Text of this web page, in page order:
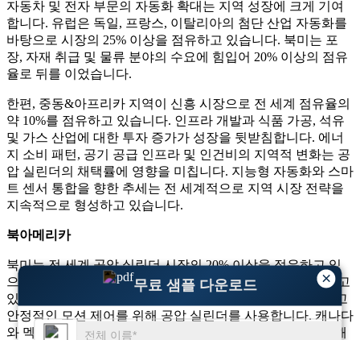
×
무료 샘플 다운로드
자동차 및 전자 부문의 자동화 확대는 지역 성장에 크게 기여
합니다. 유럽은 독일, 프랑스, ​​이탈리아의 첨단 산업 자동화를
바탕으로 시장의 25% 이상을 점유하고 있습니다. 북미는 포
장, 자재 취급 및 물류 분야의 수요에 힘입어 20% 이상의 점유
율로 뒤를 이었습니다.
한편, 중동&아프리카 지역이 신흥 시장으로 전 세계 점유율의
약 10%를 점유하고 있습니다. 인프라 개발과 식품 가공, 석유
및 가스 산업에 대한 투자 증가가 성장을 뒷받침합니다. 에너
지 소비 패턴, 공기 공급 인프라 및 인건비의 지역적 변화는 공
압 실린더의 채택률에 영향을 미칩니다. 지능형 자동화와 스마
트 센서 통합을 향한 추세는 전 세계적으로 지역 시장 전략을
지속적으로 형성하고 있습니다.
북아메리카
북미는 전 세계 공압 실린더 시장의 20% 이상을 점유하고 있
으며 포장, 물류 및 식품 가공 산업 전반에 걸쳐 널리 채택되고
있습니다. 미국에서만 포장 시스템의 55% 이상이 효율적이고
안정적인 모션 제어를 위해 공압 실린더를 사용합니다. 캐나다
와 멕시코는 자동차 부품 조립 및 산업 장비 수요 증가를 통해